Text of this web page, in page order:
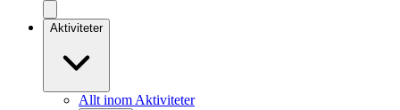
Aktiviteter
Allt inom Aktiviteter